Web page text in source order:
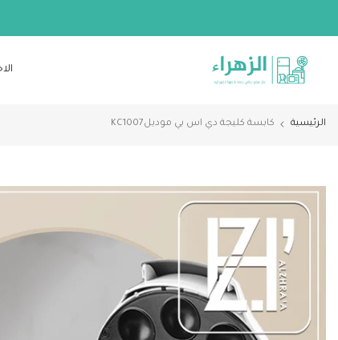
إلى
الرئيسية كابسة كليجة دي اس بي موديلKC1007